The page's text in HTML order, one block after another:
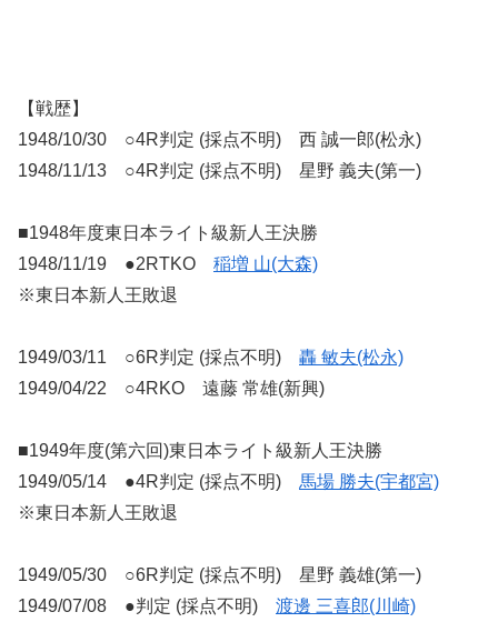
【戦歴】
1948/10/30 ○4R判定 (採点不明) 西 誠一郎(松永)
1948/11/13 ○4R判定 (採点不明) 星野 義夫(第一)
■1948年度東日本ライト級新人王決勝
1948/11/19 ●2RTKO 稲増 山(大森)
※東日本新人王敗退
1949/03/11 ○6R判定 (採点不明) 轟 敏夫(松永)
1949/04/22 ○4RKO 遠藤 常雄(新興)
■1949年度(第六回)東日本ライト級新人王決勝
1949/05/14 ●4R判定 (採点不明) 馬場 勝夫(宇都宮)
※東日本新人王敗退
1949/05/30 ○6R判定 (採点不明) 星野 義雄(第一)
1949/07/08 ●判定 (採点不明) 渡邊 三喜郎(川崎)